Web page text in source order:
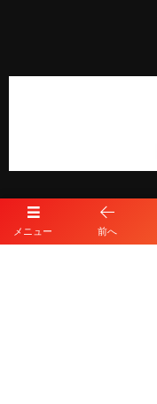
メニュー 前へ